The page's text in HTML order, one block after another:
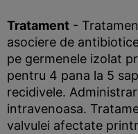
Tratament -
asociere de
pe germenele izolat
pentru 4 pana la 5
recidivele.
intravenoasa.
valvulei afectate